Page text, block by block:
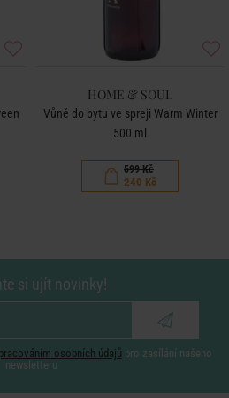
HOME & SOUL
Vůně do bytu ve spreji Warm Winter
500 ml
599 Kč
240 Kč
si ujít novinky!
osobních údajů pro zasílání našeho
newsletteru